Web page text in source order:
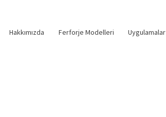
Hakkımızda Ferforje Modelleri Uygulamalar